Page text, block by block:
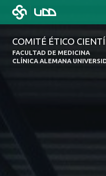
COMITÉ ÉTICO
FACULTAD DE MEDICINA
CLÍNICA ALEMANA